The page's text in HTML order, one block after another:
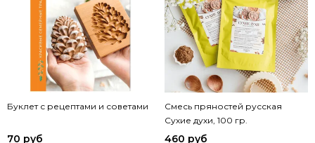
Буклет с рецептами и советами
70 руб
Смесь пряностей русская
Сухие духи, 100 гр.
460 руб